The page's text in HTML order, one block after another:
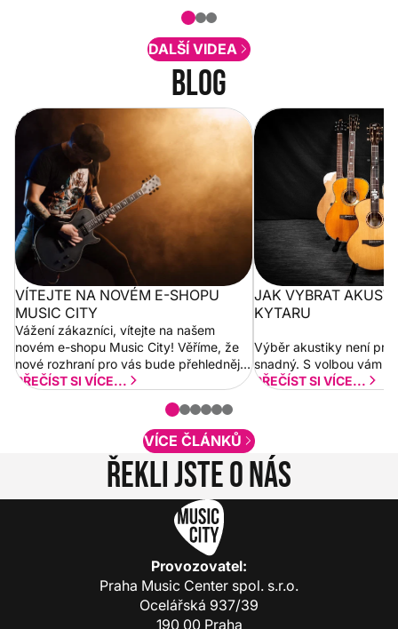
DALŠÍ VIDEA
Blog
Vítejte na novém e-shopu Music
City
VÍTEJTE NA NOVÉM E-SHOPU
MUSIC CITY
Vážení zákazníci, vítejte na našem
novém e-shopu Music City! Věříme, že
nové rozhraní pro vás bude přehlednější
a rychlejší. Postupně budeme přidávat
PŘEČÍST SI VÍCE...
Jak vybrat
JAK VYBRAT
KYTARU
Výběr akustiky není pro
snadný. S volbou vám
PŘEČÍST SI VÍCE...
VÍCE ČLÁNKŮ
Řekli jste o nás
Provozovatel:
Praha Music Center spol. s.r.o.
Ocelářská 937/39
190 00 Praha